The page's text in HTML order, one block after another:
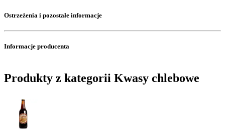
Ostrzeżenia i pozostałe informacje
Informacje producenta
Produkty z kategorii Kwasy chlebowe